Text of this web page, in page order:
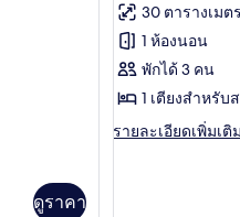
ดูราคา
ของ
ห้อง
คลาส
กดับเบิล
30 ตารางเมตร
1 ห้องนอน
พักได้ 3 คน
1 เตียงสำหรับ
รายละเอียดเพิ่มเติม
ราย